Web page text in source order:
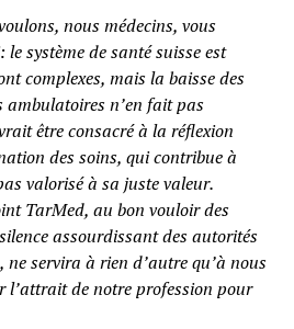
nous médecins, vous
système de santé suisse est
complexes, mais la baisse des
n’en fait pas
être consacré à la réflexion
des soins, qui contribue à
valorisé à sa juste valeur.
TarMed, au bon vouloir des
assourdissant des autorités
ne servira à rien d’autre qu’à nous
l’attrait de notre profession pour